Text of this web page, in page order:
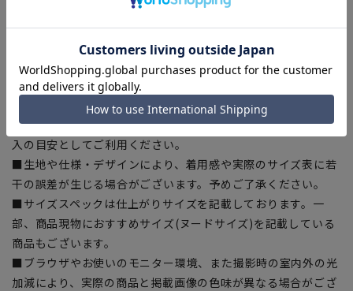
【シルエット】《ゆったり》 (当社比)
【商品に関するご注意】
■商品画像はサンプルのため、色味やサイズ等の仕様に変更が
ある場合がございますので、予めご了承ください。
■ゆとり感には個人差があります。サイズ表を確認の上、ご購
入の目安としてご利用ください。
■生地や仕様・デザインにより、着用感や実際のサイズ表に若
干の誤差が生じる場合がございます。予めご了承ください。
■サイズスペックは仕上がりサイズを記載しております。一
部、商品現物におすすめサイズ(ヌードサイズ)を記載している
商品もございます。
■ブラウザやお使いのモニター環境、また撮影時の室内外の光
加減により、実際の商品と掲載画像の色味が異なる場合がござ